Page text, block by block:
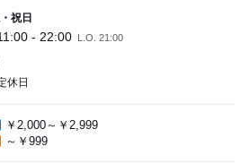
祝日
- 22:00 L.O. 21:00
休日
￥2,000～￥2,999
～￥999